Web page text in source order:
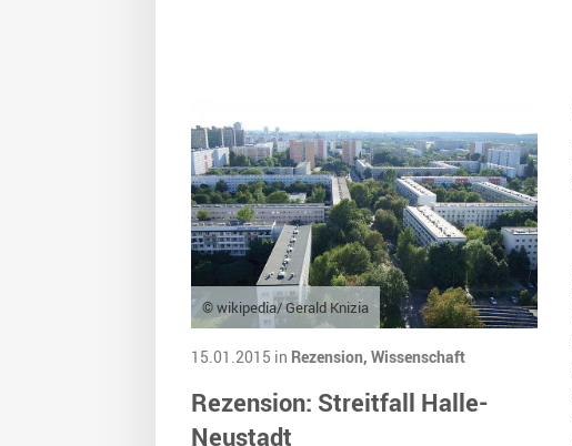
© wikipedia/ Gerald Knizia
15.01.2015 in Rezension, Wissenschaft
Rezension: Streitfall Halle-
Neustadt